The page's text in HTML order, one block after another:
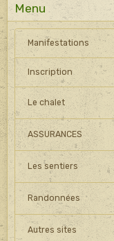
Menu
Manifestations
Inscription
Le chalet
ASSURANCES
Les sentiers
Randonnées
Autres sites